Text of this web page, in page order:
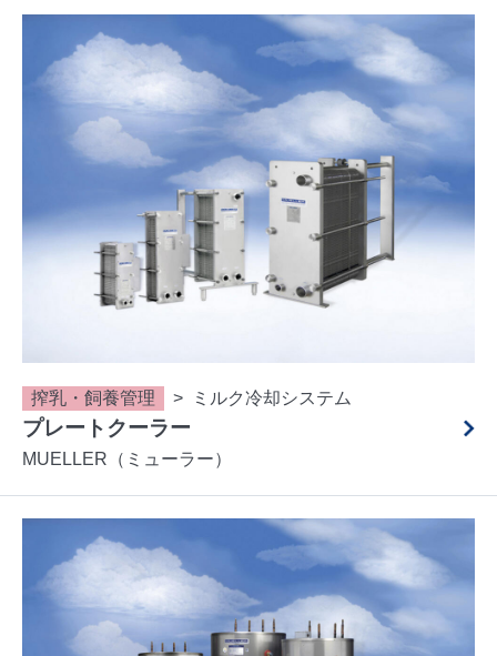
搾乳・飼養管理 ミルク冷却システム
プレートクーラー
MUELLER（ミューラー）